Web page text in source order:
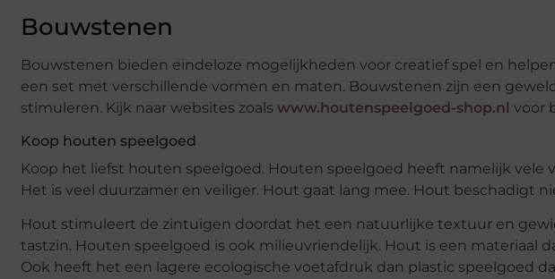
Bouwstenen
Bouwstenen bieden eindeloze mogelijkheden voor creatief spel en
een set met verschillende vormen en maten. Bouwstenen zijn een
stimuleren. Kijk naar websites zoals www.houtenspeelgoed-shop.nl voor
Koop houten speelgoed
Koop het liefst houten speelgoed. Houten speelgoed heeft namelijk vele
Het is veel duurzamer en veiliger. Hout gaat lang mee. Hout beschadigt
Hout stimuleert de zintuigen doordat het een natuurlijke textuur en
tastzin. Houten speelgoed is ook milieuvriendelijk. Hout is een materiaal
Ook heeft het een lagere ecologische voetafdruk dan plastic speelgoed